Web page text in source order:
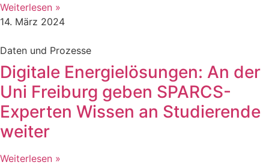
Weiterlesen »
14. März 2024
Daten und Prozesse
Digitale Energielösungen: An der
Uni Freiburg geben SPARCS-
Experten Wissen an Studierende
weiter
Weiterlesen »